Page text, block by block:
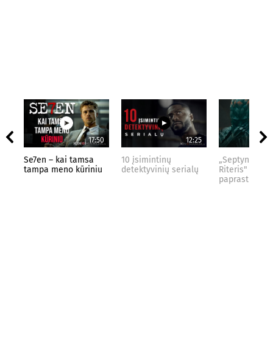
17:50
Se7en – kai tamsa
tampa meno kūriniu
12:25
10 įsimintinų
detektyvinių serialų
„Septynių
Riteris" – kai
paprastumas